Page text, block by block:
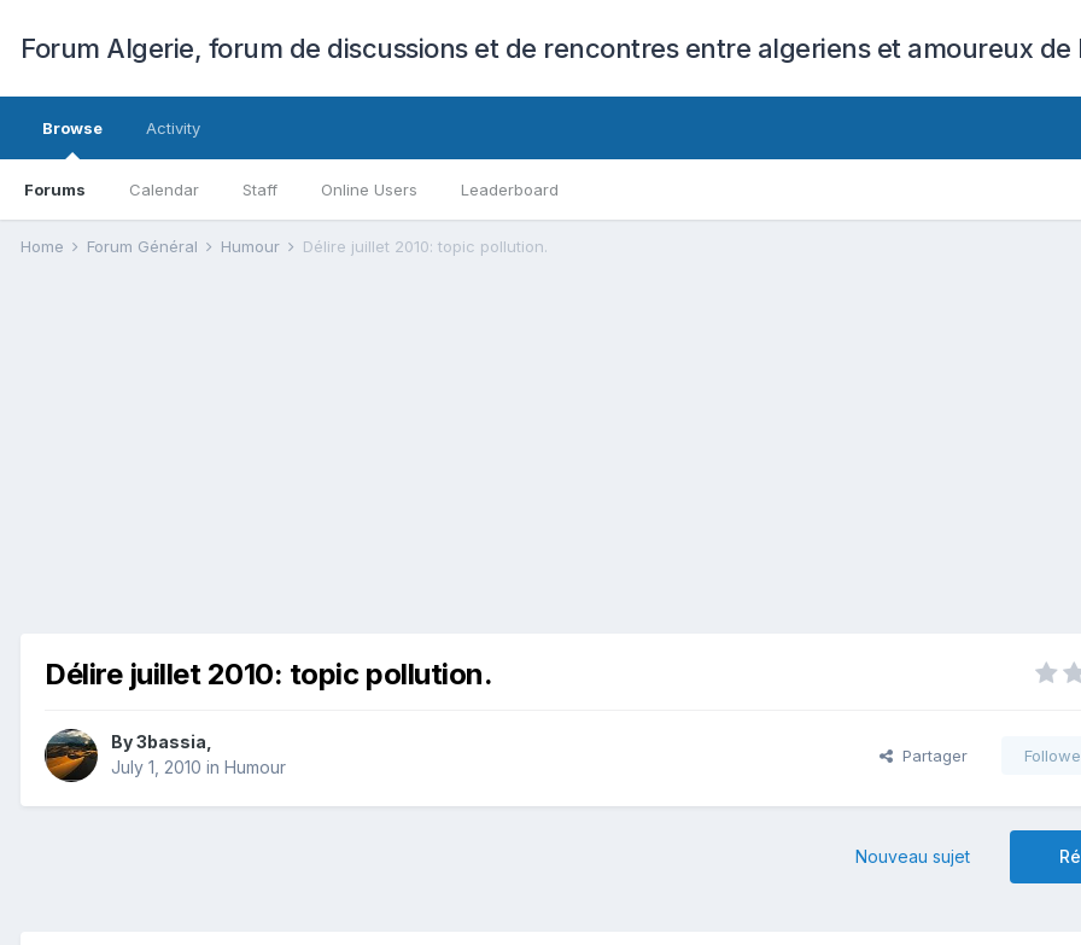
Forum Algerie, forum de discussions et de rencontres entre algeriens et amoureux de
Browse
Forums Calendar Staff Online Users Leaderboard
Activity
Home Forum Général Humour Délire juillet 2010: topic pollution.
Délire juillet 2010: topic pollution.
By3bassia
July 1, 2010 in Humour
Partager
Nouveau sujet